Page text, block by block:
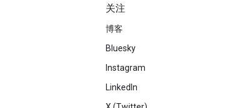
关注
博客
Bluesky
Instagram
LinkedIn